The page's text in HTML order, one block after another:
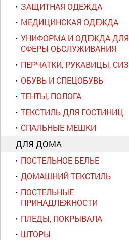
ЗАЩИТНАЯ ОДЕЖДА
МЕДИЦИНСКАЯ ОДЕЖДА
УНИФОРМА И ОДЕЖДА ДЛЯ
СФЕРЫ ОБСЛУЖИВАНИЯ
ПЕРЧАТКИ, РУКАВИЦЫ, СИЗ
ОБУВЬ И СПЕЦОБУВЬ
ТЕНТЫ, ПОЛОГА
ТЕКСТИЛЬ ДЛЯ ГОСТИНИЦ
СПАЛЬНЫЕ МЕШКИ
ДЛЯ ДОМА
ПОСТЕЛЬНОЕ БЕЛЬЕ
ДОМАШНИЙ ТЕКСТИЛЬ
ПОСТЕЛЬНЫЕ
ПРИНАДЛЕЖНОСТИ
ПЛЕДЫ, ПОКРЫВАЛА
ШТОРЫ